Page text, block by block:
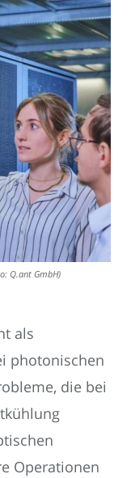
Q.ant GmbH)
als
photonischen
die bei
Operationen